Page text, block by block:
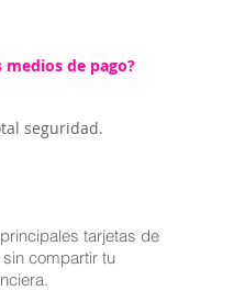
medios de pago?
seguridad.
tarjetas de
compartir tu